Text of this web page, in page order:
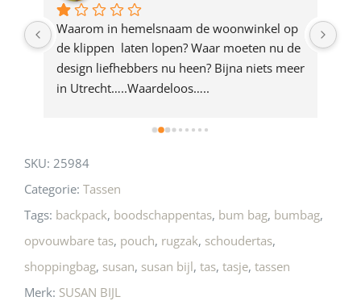
productWaarom in hemelsnaam de woonwinkel op
de klippen  laten lopen? Waar moeten nu de
design liefhebbers nu heen? Bijna niets meer
in Utrecht…..Waardeloos…..
SKU: 25984
Categorie: Tassen
Tags: backpack, boodschappentas, bum bag, bumbag,
opvouwbare tas, pouch, rugzak, schoudertas,
shoppingbag, susan, susan bijl, tas, tasje, tassen
Merk: SUSAN BIJL